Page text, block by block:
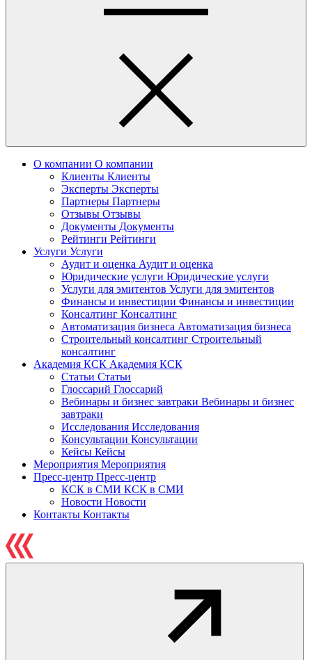
О компании О компании
Клиенты Клиенты
Эксперты Эксперты
Партнеры Партнеры
Отзывы Отзывы
Документы Документы
Рейтинги Рейтинги
Услуги Услуги
Аудит и оценка Аудит и оценка
Юридические услуги Юридические услуги
Услуги для эмитентов Услуги для эмитентов
Финансы и инвестиции Финансы и инвестиции
Консалтинг Консалтинг
Автоматизация бизнеса Автоматизация бизнеса
Строительный консалтинг Строительный
консалтинг
Академия КСК Академия КСК
Статьи Статьи
Глоссарий Глоссарий
Вебинары и бизнес завтраки Вебинары и бизнес
завтраки
Исследования Исследования
Консультации Консультации
Кейсы Кейсы
Мероприятия Мероприятия
Пресс-центр Пресс-центр
КСК в СМИ КСК в СМИ
Новости Новости
Контакты Контакты